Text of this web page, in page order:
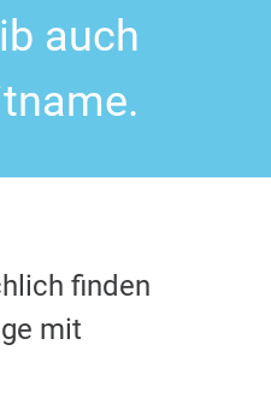
auch
finden
mit